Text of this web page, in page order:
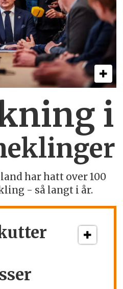
i
har hatt over 100
- så langt i år.